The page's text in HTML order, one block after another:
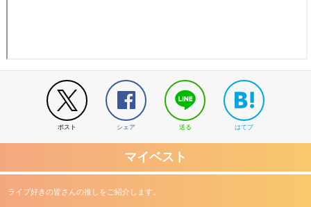
ポスト シェア 送る はてブ
マイベスト
ライブ好きの皆さんの推しをご紹介します。